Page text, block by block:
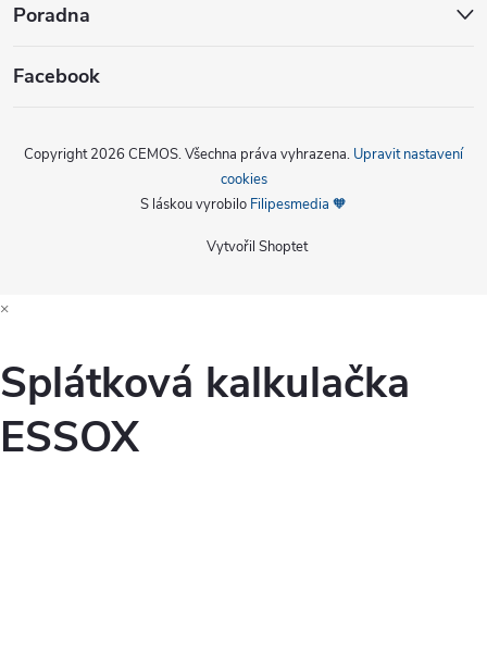
Poradna
Facebook
Vytvořil Shoptet
Copyright 2026 CEMOS. Všechna práva vyhrazena. Upravit nastavení
cookies
S láskou vyrobilo Filipesmedia 🧡
×
Splátková kalkulačka
ESSOX